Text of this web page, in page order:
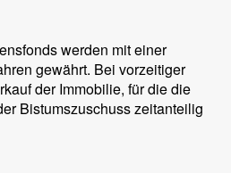
werden mit einer
gewährt. Bei vorzeitiger
der Immobilie, für die die
Bistumszuschuss zeitanteilig